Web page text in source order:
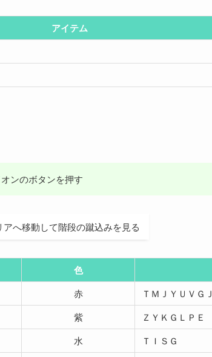
アイテム
ンのボタンを押す
へ移動して階段の蹴込みを見る
色
赤
ＴＭＪＹＵＶＧＪ
紫
ＺＹＫＧＬＰＥ
水
ＴＩＳＧ